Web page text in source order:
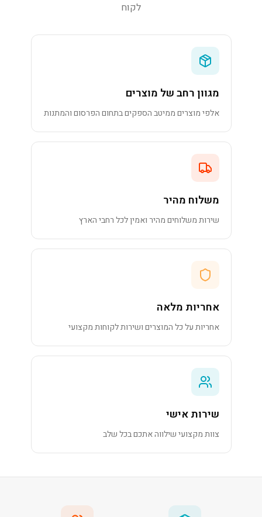
לקוח
מגוון רחב של מוצרים
אלפי מוצרים ממיטב הספקים בתחום הפרסום והמתנות
משלוח מהיר
שירות משלוחים מהיר ואמין לכל רחבי הארץ
אחריות מלאה
אחריות על כל המוצרים ושירות לקוחות מקצועי
שירות אישי
צוות מקצועי שילווה אתכם בכל שלב